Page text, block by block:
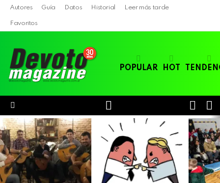
Autores Guía Datos Historial Leer más tarde
Favoritos
POPULAR HOT
SKIN
LATEST
STORIES